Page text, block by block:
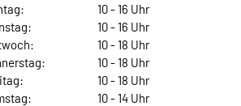
10 - 16 Uhr
10 - 16 Uhr
10 - 18 Uhr
10 - 18 Uhr
10 - 18 Uhr
10 - 14 Uhr